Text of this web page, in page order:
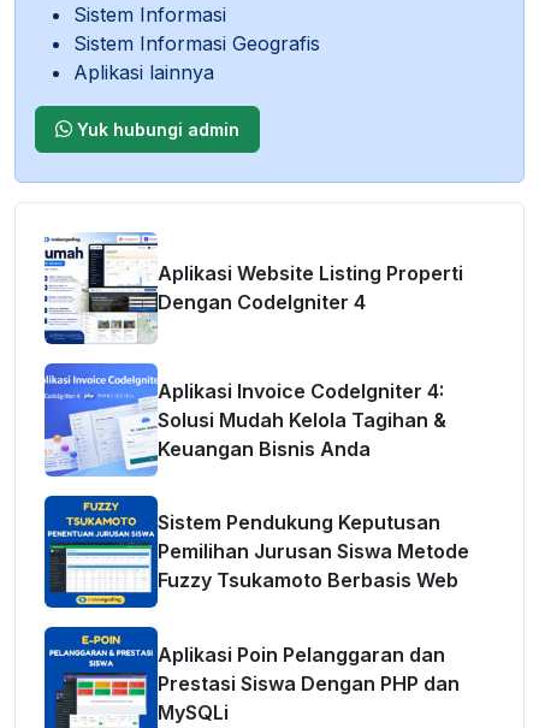
Sistem Informasi
Sistem Informasi Geografis
Aplikasi lainnya
Yuk hubungi admin
Aplikasi Website Listing Properti
Dengan CodeIgniter 4
Aplikasi Invoice CodeIgniter 4:
Solusi Mudah Kelola Tagihan &
Keuangan Bisnis Anda
Sistem Pendukung Keputusan
Pemilihan Jurusan Siswa Metode
Fuzzy Tsukamoto Berbasis Web
Aplikasi Poin Pelanggaran dan
Prestasi Siswa Dengan PHP dan
MySQLi